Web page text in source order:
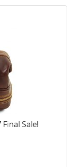
Sale!